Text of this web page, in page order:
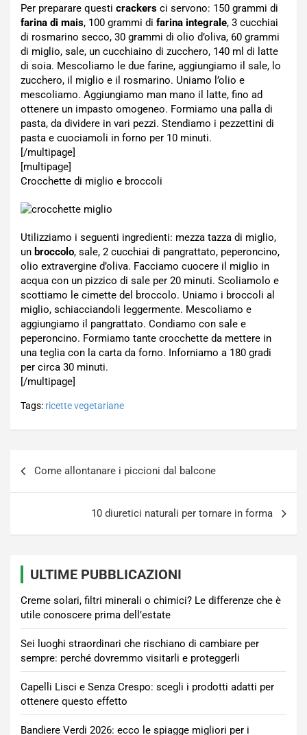
Per preparare questi crackers ci servono: 150 grammi di
farina di mais, 100 grammi di farina integrale, 3 cucchiai
di rosmarino secco, 30 grammi di olio d’oliva, 60 grammi
di miglio, sale, un cucchiaino di zucchero, 140 ml di latte
di soia. Mescoliamo le due farine, aggiungiamo il sale, lo
zucchero, il miglio e il rosmarino. Uniamo l’olio e
mescoliamo. Aggiungiamo man mano il latte, fino ad
ottenere un impasto omogeneo. Formiamo una palla di
pasta, da dividere in vari pezzi. Stendiamo i pezzettini di
pasta e cuociamoli in forno per 10 minuti.
[/multipage]
[multipage]
Crocchette di miglio e broccoli
Utilizziamo i seguenti ingredienti: mezza tazza di miglio,
un broccolo, sale, 2 cucchiai di pangrattato, peperoncino,
olio extravergine d’oliva. Facciamo cuocere il miglio in
acqua con un pizzico di sale per 20 minuti. Scoliamolo e
scottiamo le cimette del broccolo. Uniamo i broccoli al
miglio, schiacciandoli leggermente. Mescoliamo e
aggiungiamo il pangrattato. Condiamo con sale e
peperoncino. Formiamo tante crocchette da mettere in
una teglia con la carta da forno. Inforniamo a 180 gradi
per circa 30 minuti.
[/multipage]
Tags: ricette vegetariane
Come allontanare i piccioni dal balcone
10 diuretici naturali per tornare in forma
ULTIME PUBBLICAZIONI
Creme solari, filtri minerali o chimici? Le differenze che è
utile conoscere prima dell’estate
Sei luoghi straordinari che rischiano di cambiare per
sempre: perché dovremmo visitarli e proteggerli
Capelli Lisci e Senza Crespo: scegli i prodotti adatti per
ottenere questo effetto
Bandiere Verdi 2026: ecco le spiagge migliori per i